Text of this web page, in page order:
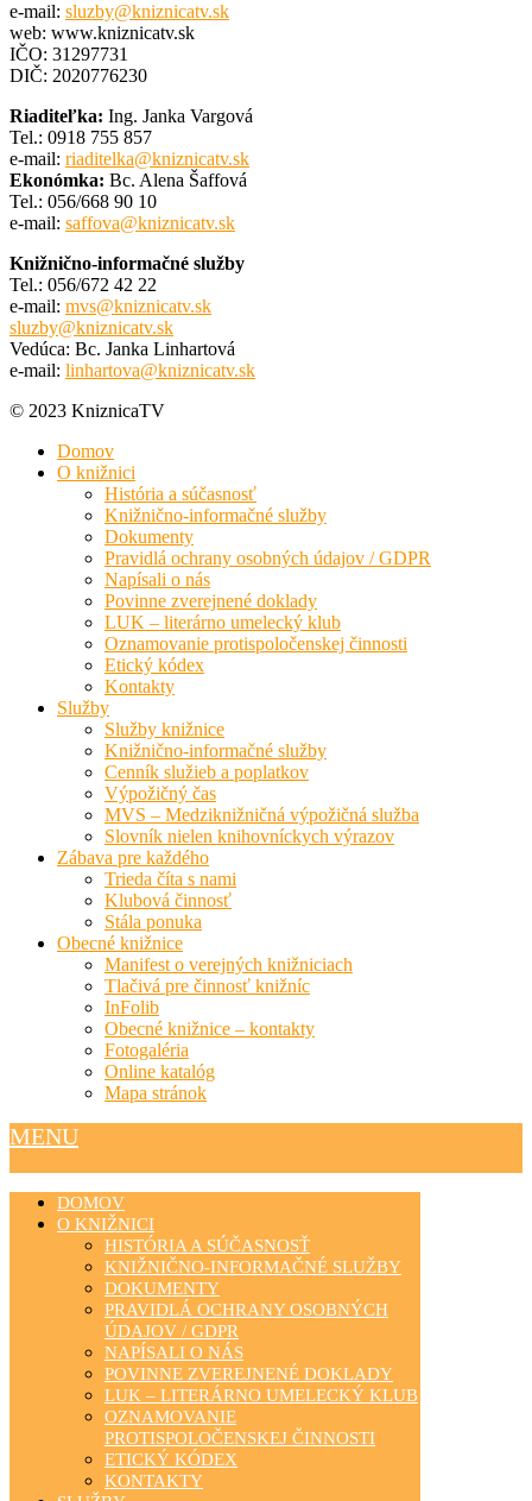
e-mail: sluzby@kniznicatv.sk
web: www.kniznicatv.sk
IČO: 31297731
DIČ: 2020776230
Riaditeľka: Ing. Janka Vargová
Tel.: 0918 755 857
e-mail: riaditelka@kniznicatv.sk
Ekonómka: Bc. Alena Šaffová
Tel.: 056/668 90 10
e-mail: saffova@kniznicatv.sk
Knižnično-informačné služby
Tel.: 056/672 42 22
e-mail: mvs@kniznicatv.sk
sluzby@kniznicatv.sk
Vedúca: Bc. Janka Linhartová
e-mail: linhartova@kniznicatv.sk
© 2023 KniznicaTV
Domov
O knižnici
História a súčasnosť
Knižnično-informačné služby
Dokumenty
Pravidlá ochrany osobných údajov / GDPR
Napísali o nás
Povinne zverejnené doklady
LUK – literárno umelecký klub
Oznamovanie protispoločenskej činnosti
Etický kódex
Kontakty
Služby
Služby knižnice
Knižnično-informačné služby
Cenník služieb a poplatkov
Výpožičný čas
MVS – Medziknižničná výpožičná služba
Slovník nielen knihovníckych výrazov
Zábava pre každého
Trieda číta s nami
Klubová činnosť
Stála ponuka
Obecné knižnice
Manifest o verejných knižniciach
Tlačivá pre činnosť knižníc
InFolib
Obecné knižnice – kontakty
Fotogaléria
Online katalóg
Mapa stránok
MENU
DOMOV
O KNIŽNICI
HISTÓRIA A SÚČASNOSŤ
KNIŽNIČNO-INFORMAČNÉ SLUŽBY
DOKUMENTY
PRAVIDLÁ OCHRANY OSOBNÝCH
ÚDAJOV / GDPR
NAPÍSALI O NÁS
POVINNE ZVEREJNENÉ DOKLADY
LUK – LITERÁRNO UMELECKÝ KLUB
OZNAMOVANIE
PROTISPOLOČENSKEJ ČINNOSTI
ETICKÝ KÓDEX
KONTAKTY